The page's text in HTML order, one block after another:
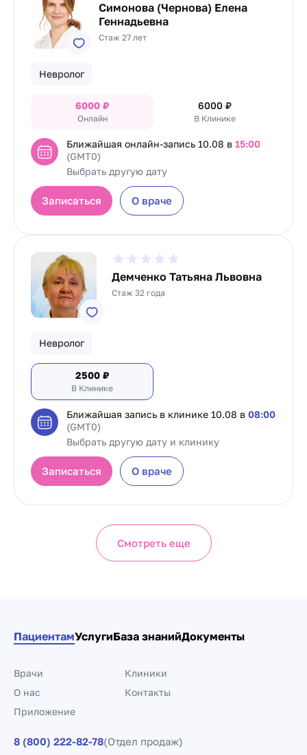
Симонова (Чернова) Елена
Геннадьевна
Стаж 27 лет
Невролог
6000 ₽
Онлайн
6000 ₽
В Клинике
Ближайшая онлайн-запись 10.08 в 15:00
(GMT0)
Выбрать другую дату
Записаться О враче
Демченко Татьяна Львовна
Стаж 32 года
Невролог
2500 ₽
В Клинике
Ближайшая запись в клинике 10.08 в 08:00
(GMT0)
Выбрать другую дату и клинику
Записаться О враче
Смотреть еще
ПациентамУслугиБаза знанийДокументы
Врачи
Клиники
О нас
Контакты
Приложение
8 (800) 222-82-78(Отдел продаж)